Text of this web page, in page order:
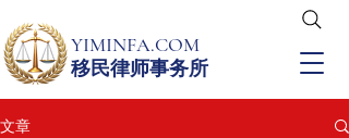
YIMINFA.COM
移民律师事务所
文章